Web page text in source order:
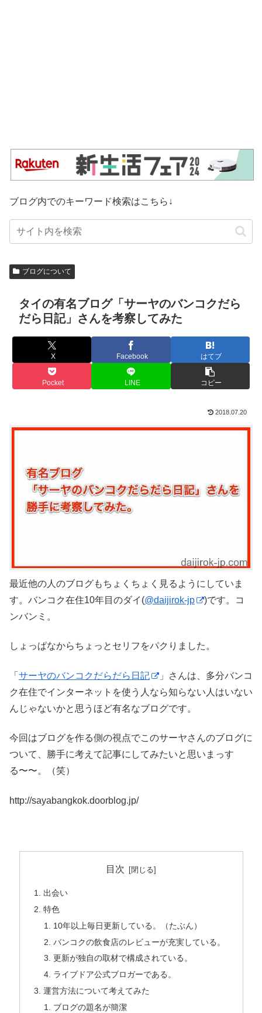
ブログ内でのキーワード検索はこちら↓
ブログについて
タイの有名ブログ「サーヤのバンコクだら
だら日記」さんを考察してみた
X Facebook はてブ
Pocket LINE コピー
2018.07.20
最近他の人のブログもちょくちょく見るようにしていま
す。バンコク在住10年目のダイ(@daijirok-jp
)です。コ
ンバンミ。
しょっぱなからちょっとセリフをパクりました。
「 サーヤのバンコクだらだら日記
」さんは、多分バンコ
ク在住でインターネットを使う人なら知らない人はいない
んじゃないかと思うほど有名なブログです。
今回はブログを作る側の視点でこのサーヤさんのブログに
ついて、勝手に考えて記事にしてみたいと思いまっす
る〜〜。（笑）
http://sayabangkok.doorblog.jp/
目次
出会い
特色
10年以上毎日更新している。（たぶん）
バンコクの飲食店のレビューが充実している。
更新が独自の取材で構成されている。
ライブドア公式ブロガーである。
運営方法について考えてみた
ブログの題名が簡潔